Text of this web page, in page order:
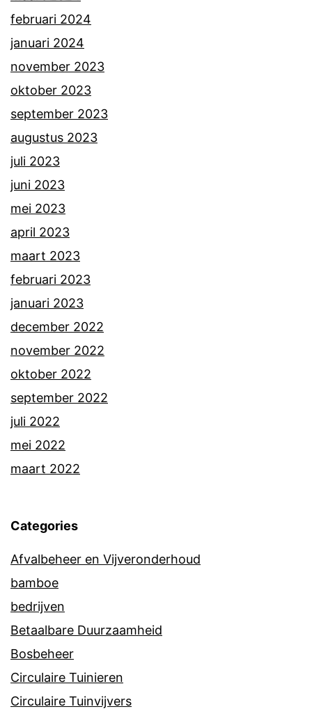
februari 2024
januari 2024
november 2023
oktober 2023
september 2023
augustus 2023
juli 2023
juni 2023
mei 2023
april 2023
maart 2023
februari 2023
januari 2023
december 2022
november 2022
oktober 2022
september 2022
juli 2022
mei 2022
maart 2022
Categories
Afvalbeheer en Vijveronderhoud
bamboe
bedrijven
Betaalbare Duurzaamheid
Bosbeheer
Circulaire Tuinieren
Circulaire Tuinvijvers